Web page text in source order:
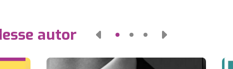
autor